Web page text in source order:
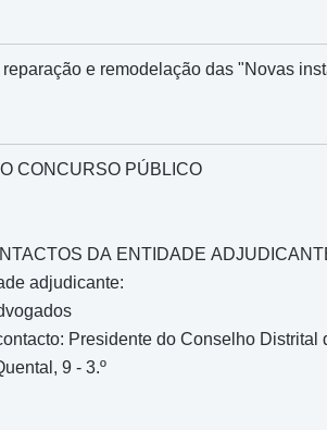
e remodelação das "Novas
CONCURSO PÚBLICO
DA ENTIDADE
adjudicante:
Presidente do Conselho Distrital
9 - 3.º